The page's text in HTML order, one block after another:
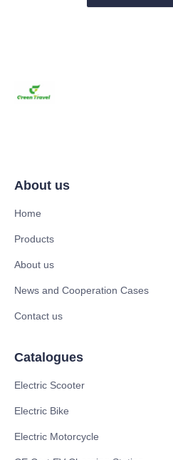
About us
Home
Products
About us
News and Cooperation Cases
Contact us
Catalogues
Electric Scooter
Electric Bike
Electric Motorcycle